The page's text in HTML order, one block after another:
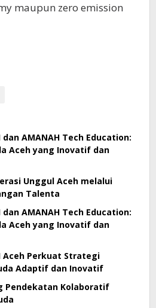
maupun zero emission
AMANAH Tech Education:
Aceh yang Inovatif dan
Unggul Aceh melalui
Talenta
AMANAH Tech Education:
Aceh yang Inovatif dan
Aceh Perkuat Strategi
Adaptif dan Inovatif
Pendekatan Kolaboratif